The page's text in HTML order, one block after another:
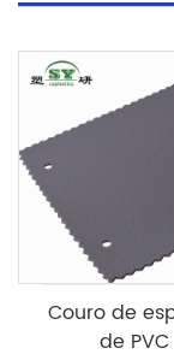
Couro de
de PVC